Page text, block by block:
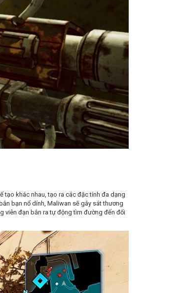
tạo khác nhau, tạo ra các đặc tính đa dạng
bạn nổ dính, Maliwan sẽ gây sát thương
viên đạn bắn ra tự động tìm đường đến đối